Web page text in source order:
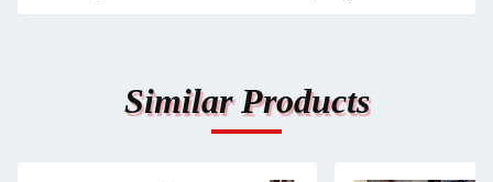
Similar Products